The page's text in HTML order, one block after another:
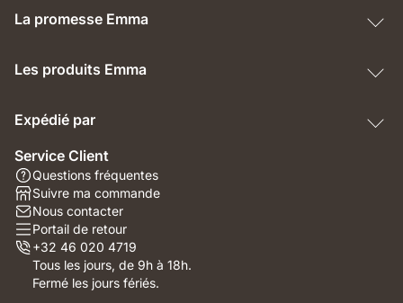
La promesse Emma
Les produits Emma
Expédié par
Service Client
Questions fréquentes
Suivre ma commande
Nous contacter
Portail de retour
+32 46 020 4719
Tous les jours, de 9h à 18h.
Fermé les jours fériés.